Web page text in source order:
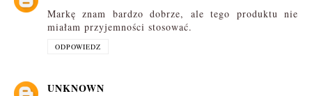
Markę znam bardzo dobrze, ale tego produktu nie
miałam przyjemności stosować.
ODPOWIEDZ
UNKNOWN